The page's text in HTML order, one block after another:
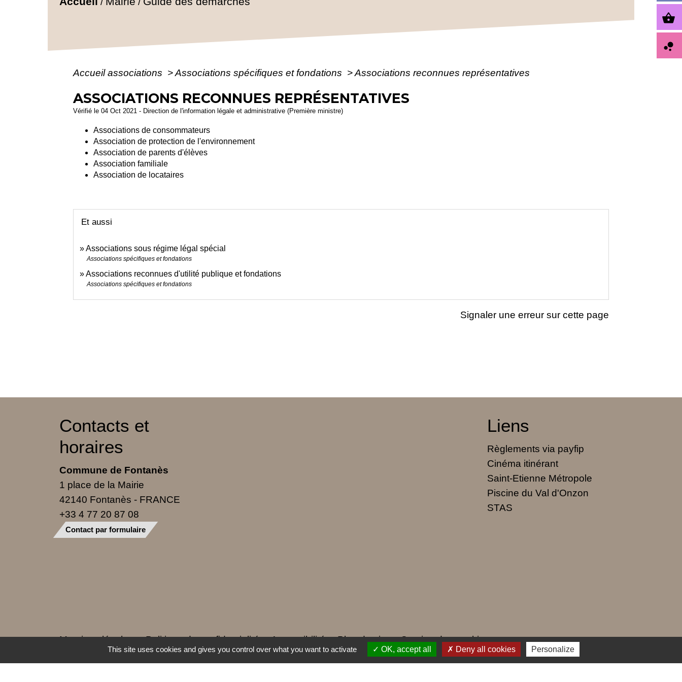
Accueil associations >Associations spécifiques et fondations >Associations reconnues représentatives
ASSOCIATIONS RECONNUES REPRÉSENTATIVES
Vérifié le 04 Oct 2021 - Direction de l'information légale et administrative (Première ministre)
Associations de consommateurs
Association de protection de l'environnement
Association de parents d'élèves
Association familiale
Association de locataires
Et aussi
Associations sous régime légal spécial
Associations spécifiques et fondations
Associations reconnues d'utilité publique et fondations
Associations spécifiques et fondations
Signaler une erreur sur cette page
shopping_basket
bubble_chart
Contacts et
horaires
Commune de Fontanès
1 place de la Mairie
42140 Fontanès - FRANCE
+33 4 77 20 87 08
Contact par formulaire
Liens
Règlements via payfip
Cinéma itinérant
Saint-Etienne Métropole
Piscine du Val d'Onzon
STAS
Mentions légales - Politique de confidentialité - Accessibilité - Plan du site - Gestion des cookies
This site uses cookies and gives you control over what you want to activate OK, accept all Deny all cookies Personalize